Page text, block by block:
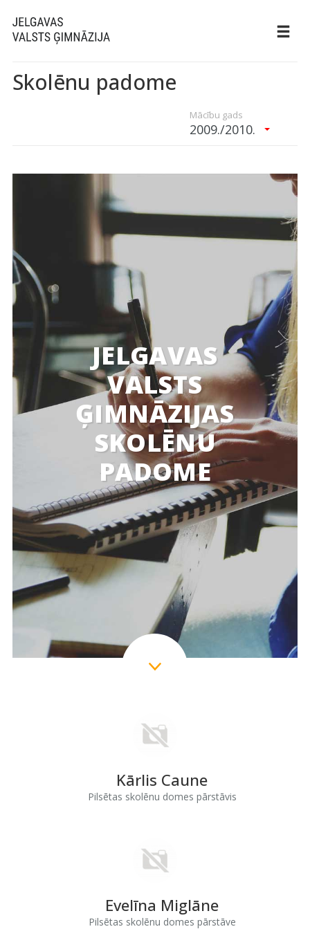
Skolēnu padome
Mācību gads
2009./2010.
JELGAVAS
VALSTS
ĢIMNĀZIJAS
SKOLĒNU
PADOME
Kārlis Caune
Pilsētas skolēnu domes pārstāvis
Evelīna Miglāne
Pilsētas skolēnu domes pārstāve